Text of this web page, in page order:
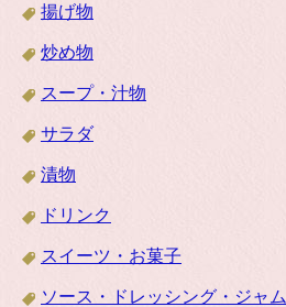
揚げ物
炒め物
スープ・汁物
サラダ
漬物
ドリンク
スイーツ・お菓子
ソース・ドレッシング・ジャム